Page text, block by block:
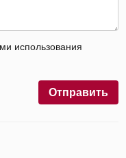
использования
Отправить